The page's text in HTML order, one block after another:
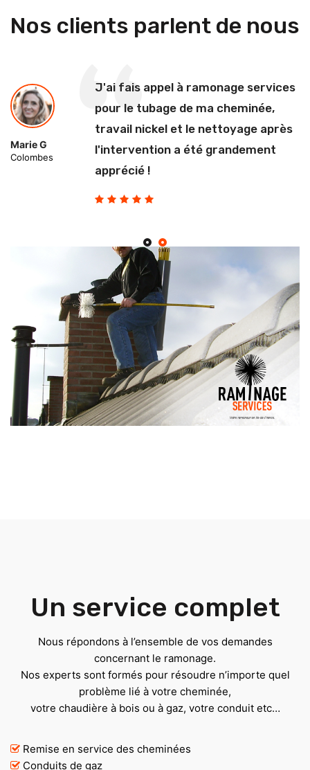
Nos clients parlent de nous
Marie G
Colombes
J'ai fais appel à ramonage services
pour le tubage de ma cheminée,
travail nickel et le nettoyage après
l'intervention a été grandement
apprécié !
Un service complet
Nous répondons à l’ensemble de vos demandes
concernant le ramonage.
Nos experts sont formés pour résoudre n’importe quel
problème lié à votre cheminée,
votre chaudière à bois ou à gaz, votre conduit etc…
Remise en service des cheminées
Conduits de gaz